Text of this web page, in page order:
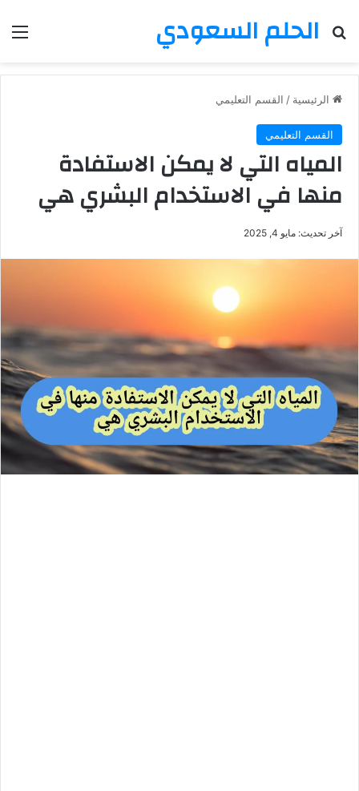
الحلم السعودي
بحث عن
الرئيسية / القسم التعليمي
القسم التعليمي
المياه التي لا يمكن الاستفادة
منها في الاستخدام البشري هي
آخر تحديث: مايو 4, 2025